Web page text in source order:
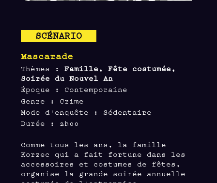
SCÉNARIO
Mascarade
Thèmes :Famille, Fête costumée,
Soirée du Nouvel An
Époque : Contemporaine
Genre : Crime
Mode d'enquête : Sédentaire
Durée : 2h00
Comme tous les ans, la famille
Korzec qui a fait fortune dans les
accessoires et costumes de fêtes,
organise la grande soirée annuelle